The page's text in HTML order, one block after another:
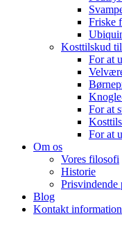
Friske
Kosttilskud
For at
For at
For at
Om os
Vores filosofi
Historie
Prisvindende
Blog
Kontakt information